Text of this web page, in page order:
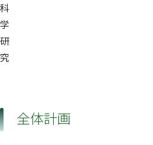
科
学
研
究
全体計画